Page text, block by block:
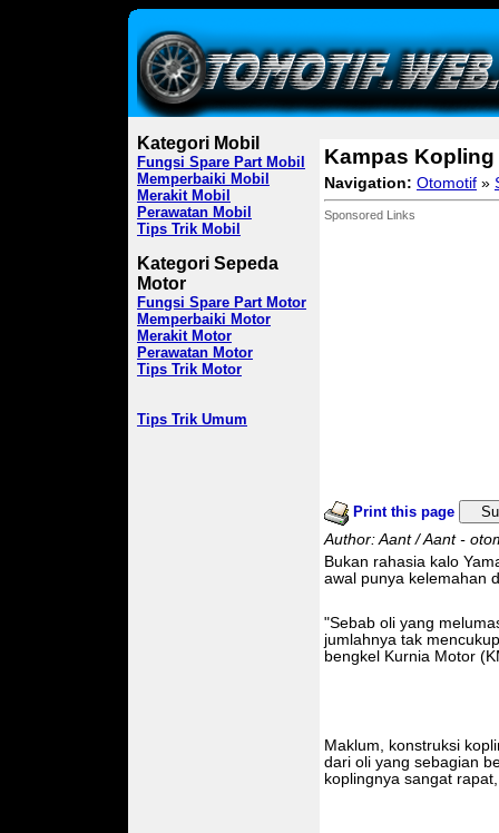
Kategori Mobil
Fungsi Spare Part Mobil
Memperbaiki Mobil
Merakit Mobil
Perawatan Mobil
Tips Trik Mobil
Kategori Sepeda
Motor
Fungsi Spare Part Motor
Memperbaiki Motor
Merakit Motor
Perawatan Motor
Tips Trik Motor
Tips Trik Umum
Kampas
Navigation: Otomotif »
Sponsored Links
Print this page
Author: Aant / Aant -
Bukan rahasia kalo
awal punya kelemahan
"Sebab oli yang
jumlahnya tak
bengkel Kurnia Motor
Maklum, konstruksi
dari oli yang sebagian
koplingnya sangat